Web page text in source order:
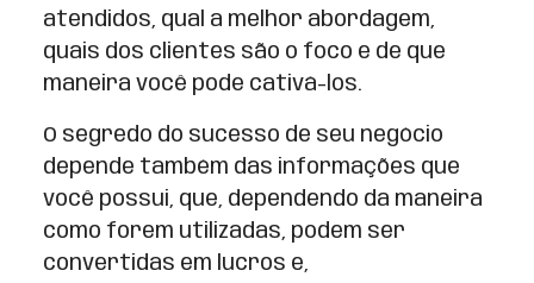
atendidos, qual a melhor abordagem,
quais dos clientes são o foco e de que
maneira você pode cativá-los.
O segredo do sucesso de seu negócio
depende também das informações que
você possui, que, dependendo da maneira
como forem utilizadas, podem ser
convertidas em lucros e,